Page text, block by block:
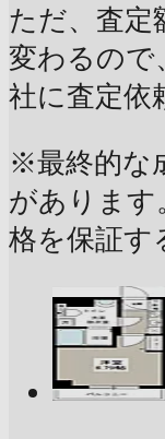
ただ、査定
変わるので
社に査定依
※最終的な
があります
格を保証す